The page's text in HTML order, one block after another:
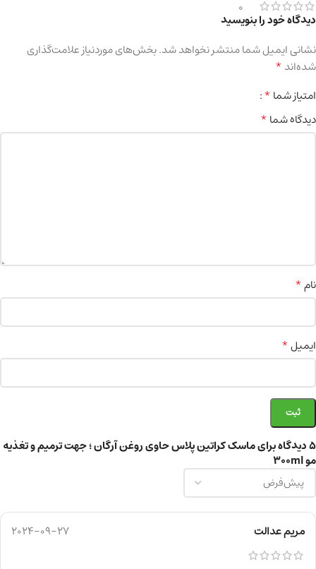
0
5 دیدگاه برای ماسک کراتین پلاس حاوی روغن آرگان ؛ جهت ترمیم و تغذیه
مو 300ml
مریم عدالت 2024-09-27
دیدگاه خود را بنویسید
نشانی ایمیل شما منتشر نخواهد شد.بخش‌های موردنیاز علامت‌گذاری
شده‌اند*
امتیاز شما*
دیدگاه شما*
نام*
ایمیل*